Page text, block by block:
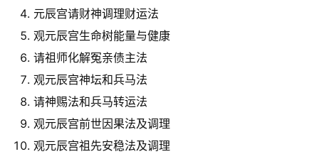
元辰宫请财神调理财运法
观元辰宫生命树能量与健康
请祖师化解冤亲债主法
观元辰宫神坛和兵马法
请神赐法和兵马转运法
观元辰宫前世因果法及调理
观元辰宫祖先安稳法及调理